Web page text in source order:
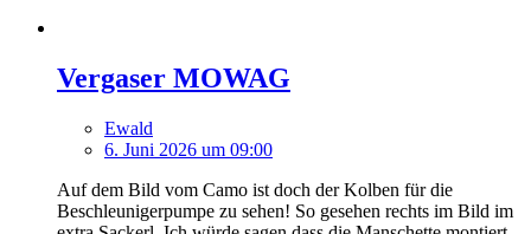
Vergaser MOWAG
Ewald
6. Juni 2026 um 09:00
Auf dem Bild vom Camo ist doch der Kolben für die
Beschleunigerpumpe zu sehen! So gesehen rechts im Bild im